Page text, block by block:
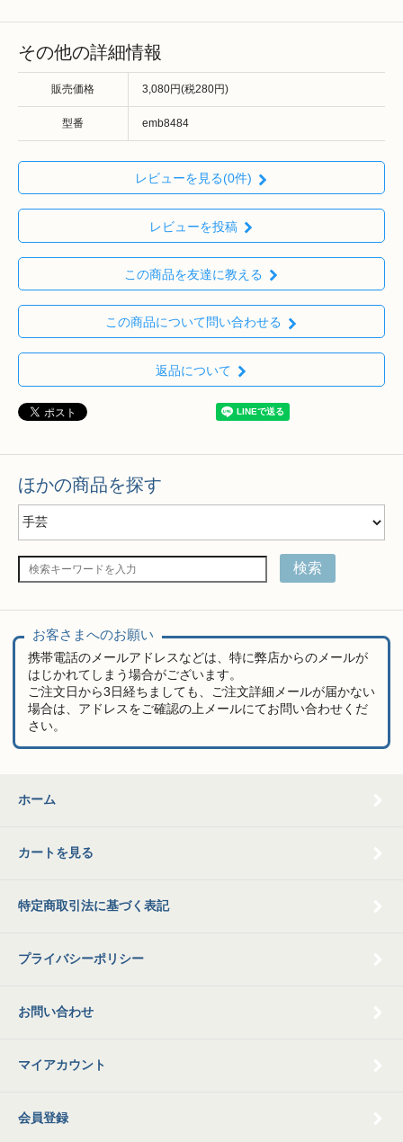
その他の詳細情報
販売価格 3,080円(税280円)
型番 emb8484
レビューを見る(0件)
レビューを投稿
この商品を友達に教える
この商品について問い合わせる
返品について
ほかの商品を探す
検索
お客さまへのお願い
携帯電話のメールアドレスなどは、特に弊店からのメールが
はじかれてしまう場合がございます。
ご注文日から3日経ちましても、ご注文詳細メールが届かない
場合は、アドレスをご確認の上メールにてお問い合わせくだ
さい。
ホーム
カートを見る
特定商取引法に基づく表記
プライバシーポリシー
お問い合わせ
マイアカウント
会員登録